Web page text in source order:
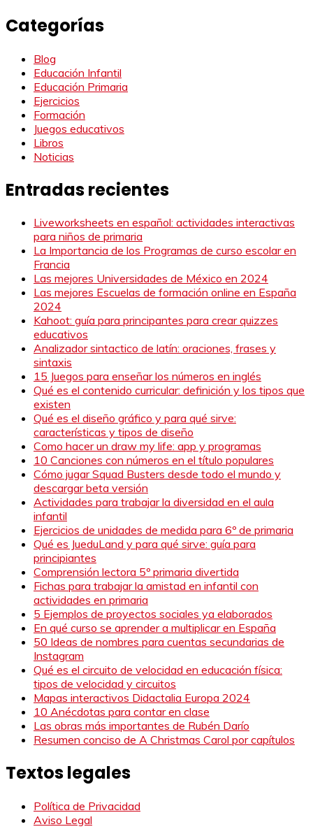
Categorías
Blog
Educación Infantil
Educación Primaria
Ejercicios
Formación
Juegos educativos
Libros
Noticias
Entradas recientes
Liveworksheets en español: actividades interactivas
para niños de primaria
La Importancia de los Programas de curso escolar en
Francia
Las mejores Universidades de México en 2024
Las mejores Escuelas de formación online en España
2024
Kahoot: guía para principantes para crear quizzes
educativos
Analizador sintactico de latín: oraciones, frases y
sintaxis
15 Juegos para enseñar los números en inglés
Qué es el contenido curricular: definición y los tipos que
existen
Qué es el diseño gráfico y para qué sirve:
características y tipos de diseño
Como hacer un draw my life: app y programas
10 Canciones con números en el título populares
Cómo jugar Squad Busters desde todo el mundo y
descargar beta versión
Actividades para trabajar la diversidad en el aula
infantil
Ejercicios de unidades de medida para 6º de primaria
Qué es JueduLand y para qué sirve: guía para
principiantes
Comprensión lectora 5º primaria divertida
Fichas para trabajar la amistad en infantil con
actividades en primaria
5 Ejemplos de proyectos sociales ya elaborados
En qué curso se aprender a multiplicar en España
50 Ideas de nombres para cuentas secundarias de
Instagram
Qué es el circuito de velocidad en educación física:
tipos de velocidad y circuitos
Mapas interactivos Didactalia Europa 2024
10 Anécdotas para contar en clase
Las obras más importantes de Rubén Darío
Resumen conciso de A Christmas Carol por capítulos
Textos legales
Política de Privacidad
Aviso Legal